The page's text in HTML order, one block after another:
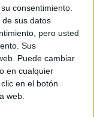
consentimiento.
sus datos
pero usted
Sus
Puede cambiar
en cualquier
en el botón
web.
- Qué